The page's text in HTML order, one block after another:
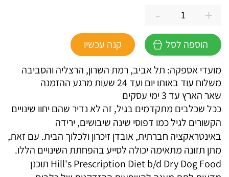
+כמות
של
הילס
כלב
B/D
-
הוספה לסל
קנה עכשיו
מועדי אספקה: תל אביב, רמת השרון, הרצליה והסביבה
משלוח עוד באותו יום ועד 24 שעות מרגע ההזמנה
שאר הארץ עד 3 ימי עסקים
ככל שכלבים מתקדמים בגיל, זה לא נדיר שהם יחוו שינויים
הקשורים לגיל כמו דפוסי שינה שיבושים, ירידה
באינטראקציה חברתית, אובדן זיכרון ולכלוך הבית. עם זאת,
מתן תזונה מתאימה יכולה לסייע בהפחתת השינויים הללו.
Hill's Prescription Diet b/d Dry Dog Food תוכנן